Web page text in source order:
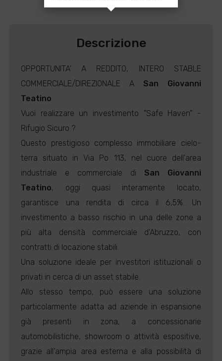
Descrizione
OPPORTUNITA' A REDDITO, INTERO STABLE
COMMERCIALE/DIREZIONALE A San Giovanni
Teatino
Vuoi realizzare un investimento "Safe Haven" -
Rifugio Sicuro ?
Questo prestigioso complesso immobiliare cielo-
terra situato in Via Po 113, nel cuore dell'area
industriale e commerciale di San Giovanni
Teatino, oggi quasi interamente locato,
garantisce una rendita di circa il 6,5%. Un
investimento a basso rischio in una delle zone a
più alta densità commerciale d'Abruzzo, con
contratti di locazione stabili.
Una soluzione ideale per investitori istituzionali o
privati in cerca di un asset stabile.
Allo stesso tempo, può essere una soluzione
particolarmente adatta ad aziende in espansione
già presenti in zona, a concessionarie
automobilistiche, showroom o attività espositive,
grazie all'ampia area esterna e alla possibilità di